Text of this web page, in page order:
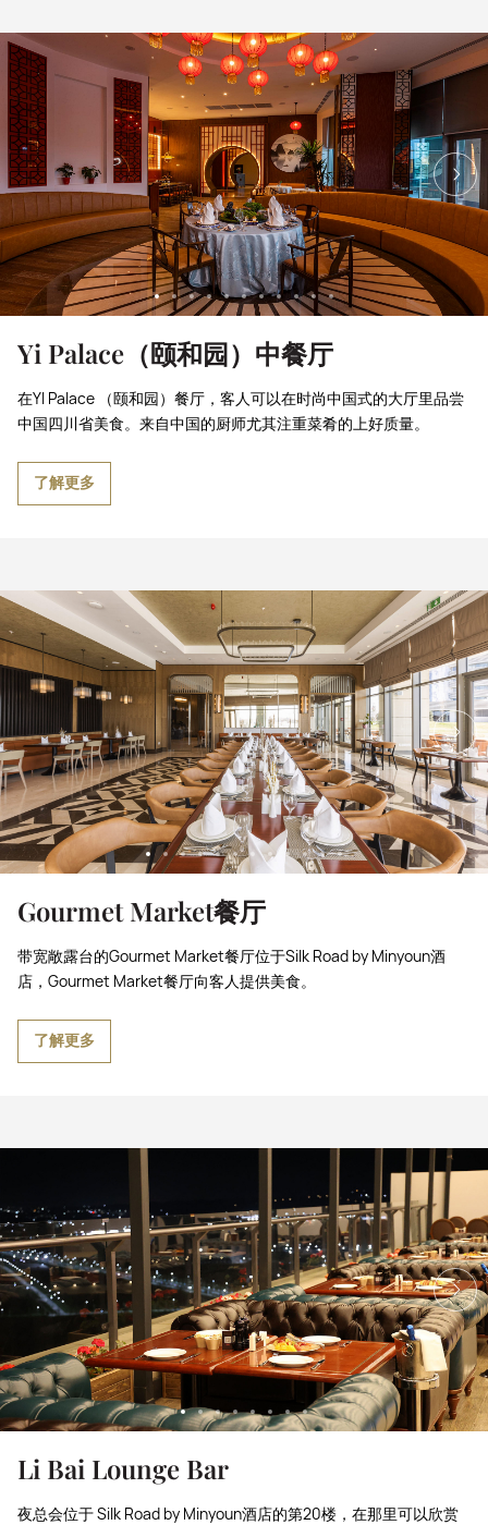
Yi Palace（颐和园）中餐厅
在YI Palace （颐和园）餐厅，客人可以在时尚中国式的大厅里品尝
中国四川省美食。来自中国的厨师尤其注重菜肴的上好质量。
了解更多
Gourmet Market餐厅
带宽敞露台的Gourmet Market餐厅位于Silk Road by Minyoun酒
店，Gourmet Market餐厅向客人提供美食。
了解更多
Li Bai Lounge Bar
夜总会位于 Silk Road by Minyoun酒店的第20楼，在那里可以欣赏